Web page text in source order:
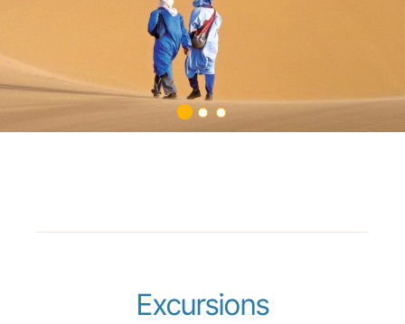
Excursions